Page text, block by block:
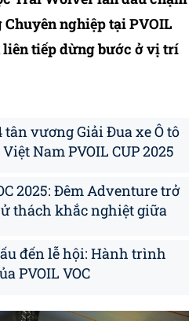
nghiệp tại PVOIL
liên tiếp dừng bước ở vị trí
tân vương Giải Đua xe Ô tô
Nam PVOIL CUP 2025
2025: Đêm Adventure trở
thách khắc nghiệt giữa
đến lễ hội: Hành trình
PVOIL VOC